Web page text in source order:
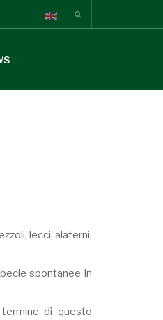
lecci, alaterni,
spontanee in
di questo